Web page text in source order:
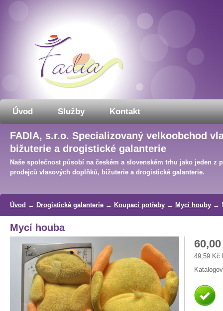
Úvod Služby Kontakt
FADIA, s.r.o. Specializovaný velkoobchod
bižuterie a drogistické galanterie
Naše společnost působí na českém a slovenském trhu jako jeden z
prodejců vlasových doplňků, bižuterie a drogistické galanterie.
Úvod → Drogistická galanterie → Koupací potřeby → Mycí houby →
Mycí houba
49,59 Kč